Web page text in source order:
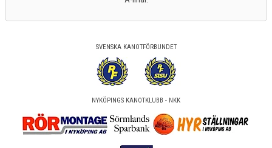
SVENSKA KANOTFÖRBUNDET
NYKÖPINGS KANOTKLUBB - NKK